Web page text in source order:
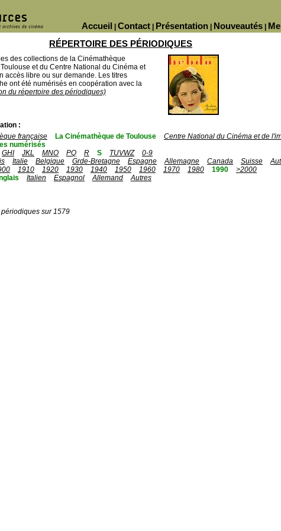
Nouveautés
Présentation
Contact
Accueil
RÉPERTOIRE DES PÉRIODIQUES
des collections de la Cinémathèque
et du Centre National du Cinéma et
accès libre ou sur demande. Les titres
ont été numérisés en coopération avec la
du répertoire des périodiques)
:
française La Cinémathèque de Toulouse
Centre National du Cinéma et de
numérisés
GHI JKL MNO PQ R S TUVWZ
0-9
Italie Belgique Grde-Bretagne Espagne Allemagne Canada Suisse
1910 1920 1930 1940 1950 1960 1970 1980 1990
>2000
Italien Espagnol Allemand
Autres
sur 1579